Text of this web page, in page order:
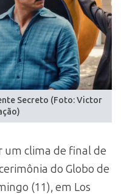
Secreto (Foto: Victor
um clima de final de
do Globo de
(11), em Los